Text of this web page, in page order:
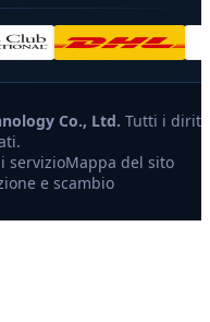
Co., Ltd. Tutti i diritti
servizioMappa del sito
e scambio